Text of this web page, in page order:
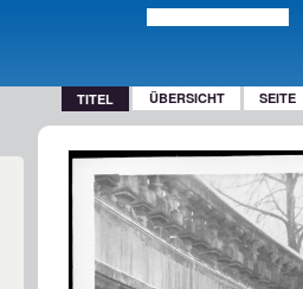
TITEL ÜBERSICHT SEITE